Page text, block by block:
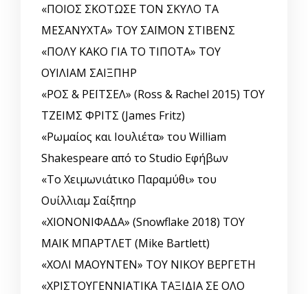
«ΠΟΙΟΣ ΣΚΟΤΩΣΕ ΤΟΝ ΣΚΥΛΟ ΤΑ
ΜΕΣΑΝΥΧΤΑ» ΤΟΥ ΣΑΪΜΟΝ ΣΤΙΒΕΝΣ
«ΠΟΛΥ ΚΑΚΟ ΓΙΑ ΤΟ ΤΙΠΟΤΑ» ΤΟΥ
ΟΥΙΛΙΑΜ ΣΑΙΞΠΗΡ
«ΡΟΣ & ΡΕΪΤΣΕΛ» (Ross & Rachel 2015) ΤΟΥ
ΤΖΕΙΜΣ ΦΡΙΤΣ (James Fritz)
«Ρωμαίος και Ιουλιέτα» του William
Shakespeare από το Studio Εφήβων
«Το Χειμωνιάτικο Παραμύθι» του
Ουίλλιαμ Σαίξπηρ
«ΧΙΟΝΟΝΙΦΑΔΑ» (Snowflake 2018) ΤΟΥ
ΜΑΙΚ ΜΠΑΡΤΛΕΤ (Mike Bartlett)
«ΧΟΛΙ ΜΑΟΥΝΤΕΝ» ΤΟΥ ΝΙΚΟΥ ΒΕΡΓΕΤΗ
«ΧΡΙΣΤΟΥΓΕΝΝΙΑΤΙΚΑ ΤΑΞΙΔΙΑ ΣΕ ΟΛΟ